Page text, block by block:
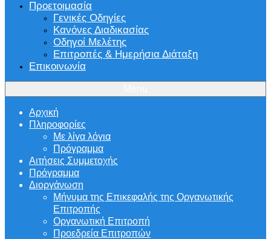
Προετοιμασία
Γενικές Οδηγίες
Κανόνες Διαδικασίας
Οδηγοί Μελέτης
Επιτροπές & Ημερήσια Διάταξη
Επικοινωνία
Αρχική
Πληροφορίες
Με λίγα λόγια
Πρόγραμμα
Αιτήσεις Συμμετοχής
Πρόγραμμα
Διοργάνωση
Μήνυμα της Επικεφαλής της Οργανωτικής
Επιτροπής
Οργανωτική Επιτροπή
Προεδρεία Επιτροπών